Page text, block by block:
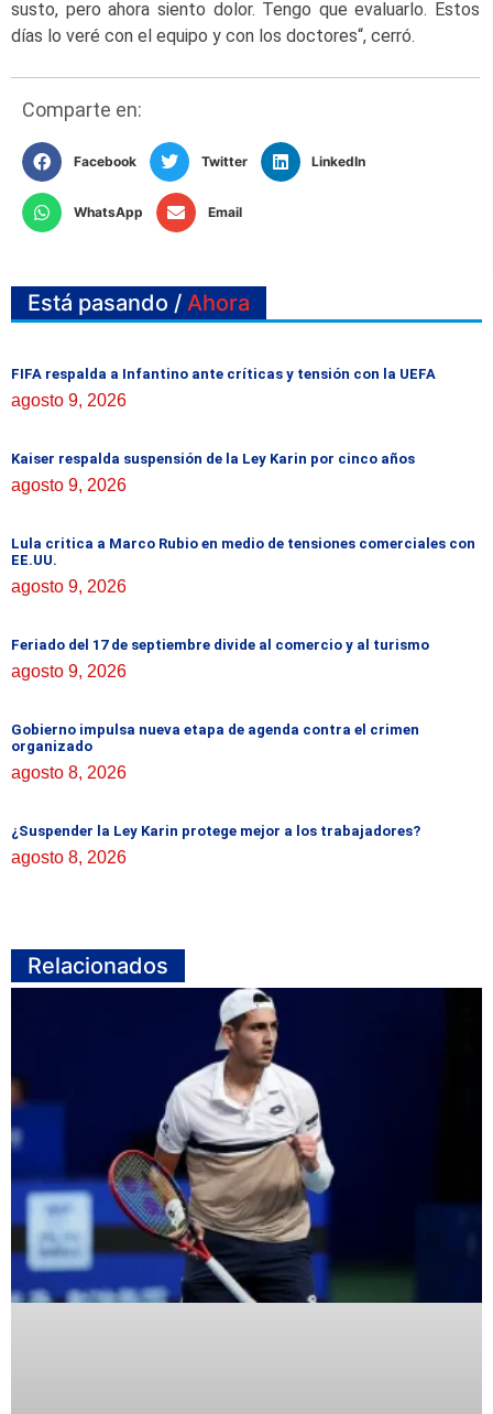
susto, pero ahora siento dolor. Tengo que evaluarlo. Estos
días lo veré con el equipo y con los doctores“, cerró.
Comparte en:
Facebook Twitter LinkedIn
WhatsApp Email
Está pasando / Ahora
FIFA respalda a Infantino ante críticas y tensión con la UEFA
agosto 9, 2026
Kaiser respalda suspensión de la Ley Karin por cinco años
agosto 9, 2026
Lula critica a Marco Rubio en medio de tensiones comerciales con
EE.UU.
agosto 9, 2026
Feriado del 17 de septiembre divide al comercio y al turismo
agosto 9, 2026
Gobierno impulsa nueva etapa de agenda contra el crimen
organizado
agosto 8, 2026
¿Suspender la Ley Karin protege mejor a los trabajadores?
agosto 8, 2026
Relacionados